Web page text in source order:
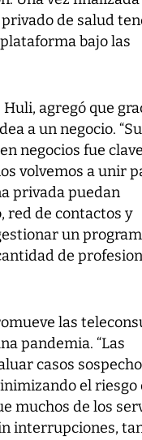
de salud
bajo las
agregó que
a un negocio. “Su
negocios fue
volvemos a unir
privada puedan
red de contactos y
un
de
las
pandemia. “Las
casos
el riesgo
muchos de los
interrupciones,